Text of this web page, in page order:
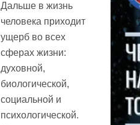
Дальше в жизнь
человека приходит
ущерб во всех
сферах жизни:
духовной,
биологической,
социальной и
психологической.